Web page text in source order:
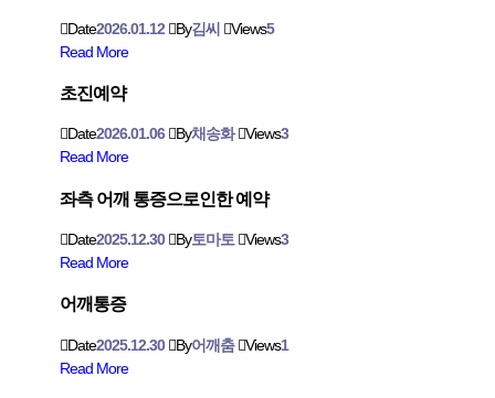
Date2026.01.12 By김씨 Views5
Read More
초진예약
Date2026.01.06 By채송화 Views3
Read More
좌측 어깨 통증으로인한 예약
Date2025.12.30 By토마토 Views3
Read More
어깨통증
Date2025.12.30 By어깨춤 Views1
Read More